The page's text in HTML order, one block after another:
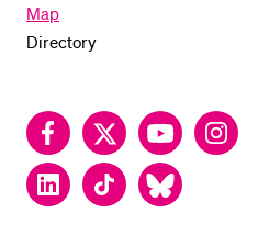
Map
Directory
FacebookTwitter YouTubeInstagram
LinkedInTikTok Bluesky